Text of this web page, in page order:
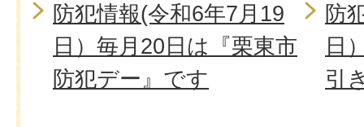
防犯情報(令和6年7月19
日）毎月20日は『栗東市
防犯デー』です
防
日
引